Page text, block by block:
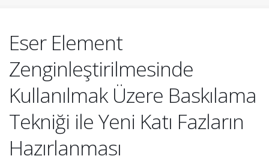
Eser Element
Zenginleştirilmesinde
Kullanılmak Üzere Baskılama
Tekniği ile Yeni Katı Fazların
Hazırlanması